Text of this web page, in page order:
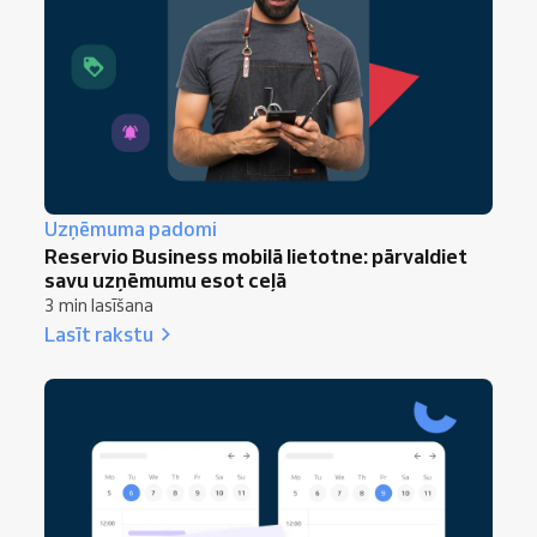
Uzņēmuma padomi
Reservio Business mobilā lietotne: pārvaldiet
savu uzņēmumu esot ceļā
3 min lasīšana
Lasīt rakstu